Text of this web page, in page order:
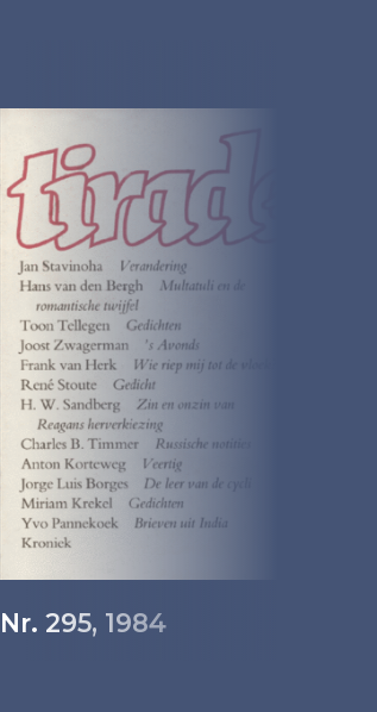
Nr. 295, 1984